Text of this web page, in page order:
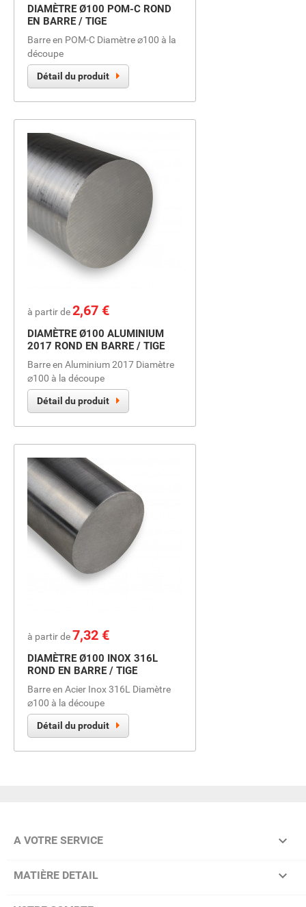
DIAMÈTRE Ø100 POM-C ROND
EN BARRE / TIGE
Barre en POM-C Diamètre ⌀100 à la
découpe
Détail du produit
à partir dePrix
2,67 €
DIAMÈTRE Ø100 ALUMINIUM
2017 ROND EN BARRE / TIGE
Barre en Aluminium 2017 Diamètre
⌀100 à la découpe
Détail du produit
à partir dePrix
7,32 €
DIAMÈTRE Ø100 INOX 316L
ROND EN BARRE / TIGE
Barre en Acier Inox 316L Diamètre
⌀100 à la découpe
Détail du produit
A VOTRE SERVICE 
MATIÈRE DETAIL 